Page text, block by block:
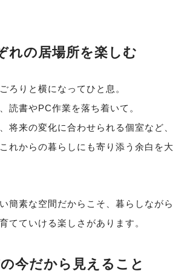
れの居場所を楽しむ
ろりと横になってひと息。
読書やPC作業を落ち着いて。
将来の変化に合わせられる個室など、
れからの暮らしにも寄り添う余白を大
簡素な空間だからこそ、暮らしながら
てていける楽しさがあります。
今だから見えること